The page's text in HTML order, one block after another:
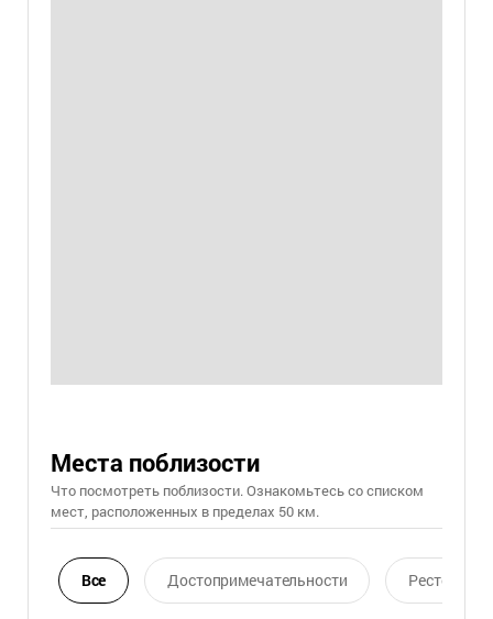
Места поблизости
Что посмотреть поблизости. Ознакомьтесь со списком
мест, расположенных в пределах 50 км.
Все Достопримечательности Ресторан